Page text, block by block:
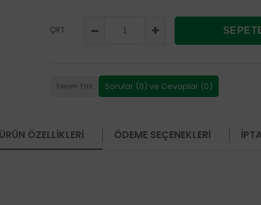
ÇİFT
Yorum Yaz Sorular (0) ve Cevaplar (0)
ÜRÜN ÖZELLIKLERI ÖDEME SEÇENEKLERI